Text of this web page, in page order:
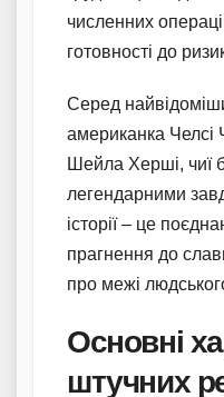
численних
готовності до
Серед
американка Челсі
Шейла Херші, чиї
легендарними
історії – це
прагнення до
про межі
Основні
штучних